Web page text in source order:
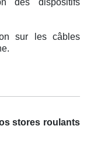
sur les câbles
stores roulants